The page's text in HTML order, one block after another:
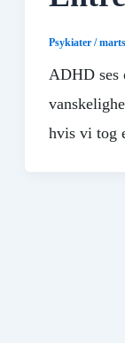
Psykiater /
ADHD ses
hvis vi tog